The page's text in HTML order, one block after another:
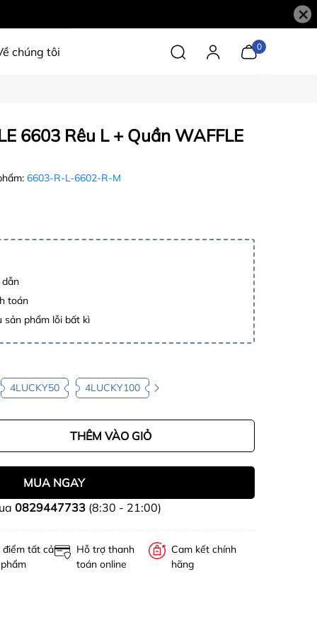
×
chúng tôi 0
6603 Rêu L + Quần WAFFLE
6603-R-L-6602-R-M
toán
phẩm lỗi bất kì
4LUCKY50 4LUCKY100
THÊM VÀO GIỎ
MUA NGAY
0829447733(8:30 - 21:00)
điểm tất cả
Hỗ trợ thanh
toán online
Cam kết chính
hãng